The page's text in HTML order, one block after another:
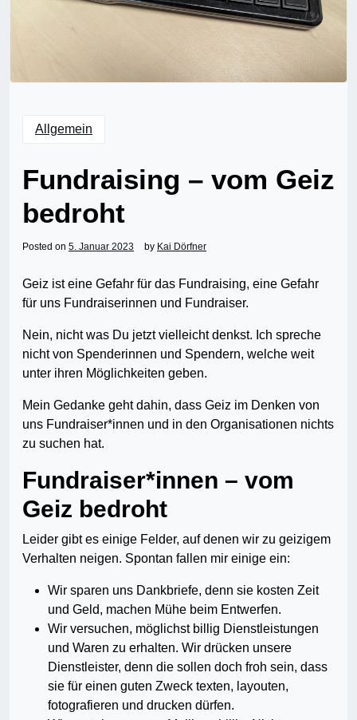
Allgemein
Fundraising – vom Geiz
bedroht
Posted on 5. Januar 2023 by Kai Dörfner
Geiz ist eine Gefahr für das Fundraising, eine Gefahr
für uns Fundraiserinnen und Fundraiser.
Nein, nicht was Du jetzt vielleicht denkst. Ich spreche
nicht von Spenderinnen und Spendern, welche weit
unter ihren Möglichkeiten geben.
Mein Gedanke geht dahin, dass Geiz im Denken von
uns Fundraiser*innen und in den Organisationen nichts
zu suchen hat.
Fundraiser*innen – vom
Geiz bedroht
Leider gibt es einige Felder, auf denen wir zu geizigem
Verhalten neigen. Spontan fallen mir einige ein:
Wir sparen uns Dankbriefe, denn sie kosten Zeit
und Geld, machen Mühe beim Entwerfen.
Wir versuchen, möglichst billig Dienstleistungen
und Waren zu erhalten. Wir drücken unsere
Dienstleister, denn die sollen doch froh sein, dass
sie für einen guten Zweck texten, layouten,
fotografieren und drucken dürfen.